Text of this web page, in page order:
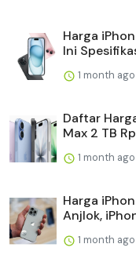
Harga
Ini
1 month ago
Daftar
Max 2 TB
1 month ago
Harga
Anjlok,
1 month ago